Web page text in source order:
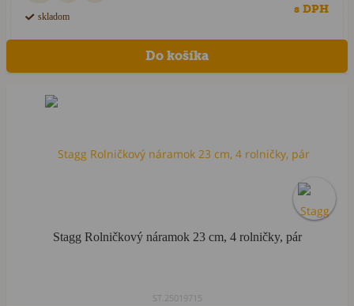
skladom
s DPH
Stagg Rolničkový náramok 23 cm, 4 rolničky, pár
ST.25019715